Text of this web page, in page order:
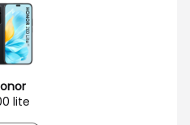
lite